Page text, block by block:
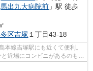
馬出九大病院前 」駅 徒歩
区吉塚１丁目43-18
線吉塚駅にも近くて便利。
近場にコンビニがあるのもポ